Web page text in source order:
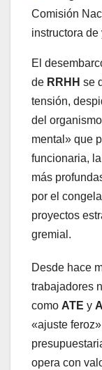
El
de RRHH se
tensión,
del
mental» que
funcionaria, la
más
por el
proyectos
gremial.
Desde hace
trabajadores
como ATE y
«ajuste
opera con